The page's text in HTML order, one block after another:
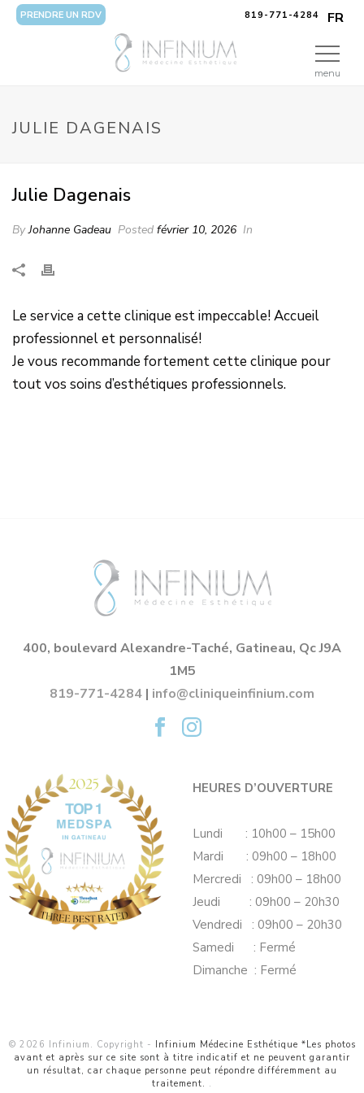
FR
819-771-4284
PRENDRE UN RDV
JULIE DAGENAIS
Julie Dagenais
ByJohanne Gadeau Posted février 10, 2026 In
Le service a cette clinique est impeccable! Accueil
professionnel et personnalisé!
Je vous recommande fortement cette clinique pour
tout vos soins d’esthétiques professionnels.
400, boulevard Alexandre-Taché, Gatineau, Qc J9A
1M5
819-771-4284 | info@cliniqueinfinium.com
HEURES D’OUVERTURE
Lundi : 10h00 – 15h00
Mardi : 09h00 – 18h00
Mercredi : 09h00 – 18h00
Jeudi : 09h00 – 20h30
Vendredi : 09h00 – 20h30
Samedi : Fermé
Dimanche : Fermé
© 2026 Infinium. Copyright - Infinium Médecine Esthétique *Les photos
avant et après sur ce site sont à titre indicatif et ne peuvent garantir
un résultat, car chaque personne peut répondre différemment au
traitement. .
menu